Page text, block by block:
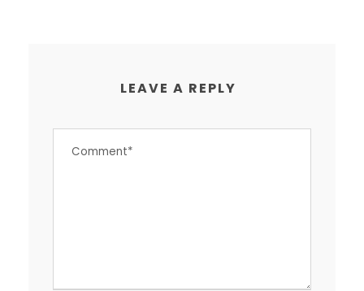
LEAVE A REPLY